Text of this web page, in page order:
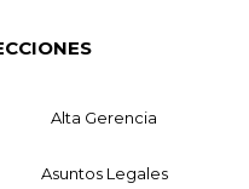
Alta Gerencia
Asuntos Legales